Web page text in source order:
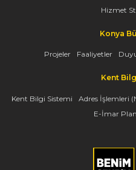
Hizmet
Konya
Projeler Faaliyetler
Kent
Kent Bilgi Sistemi Adres İşlemleri
E-İmar